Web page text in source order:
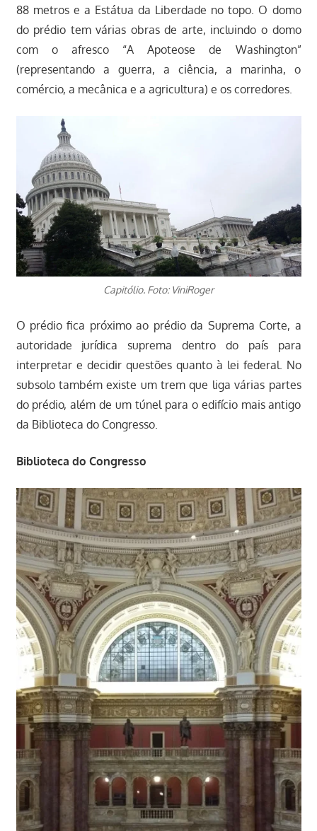
88 metros e a Estátua da Liberdade no topo. O domo
do prédio tem várias obras de arte, incluindo o domo
com o afresco “A Apoteose de Washington”
(representando a guerra, a ciência, a marinha, o
comércio, a mecânica e a agricultura) e os corredores.
Capitólio. Foto: ViniRoger
O prédio fica próximo ao prédio da Suprema Corte, a
autoridade jurídica suprema dentro do país para
interpretar e decidir questões quanto à lei federal. No
subsolo também existe um trem que liga várias partes
do prédio, além de um túnel para o edifício mais antigo
da Biblioteca do Congresso.
Biblioteca do Congresso